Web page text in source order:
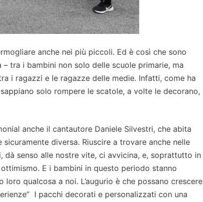
anche nei più piccoli. Ed è così che sono
tra i bambini non solo delle scuole primarie, ma
i ragazzi e le ragazze delle medie. Infatti, come ha
solo rompere le scatole, a volte le decorano,
anche il cantautore Daniele Silvestri, che abita
diversa. Riuscire a trovare anche nelle
senso alle nostre vite, ci avvicina, e, soprattutto in
E i bambini in questo periodo stanno
qualcosa a noi. L’augurio è che possano crescere
I pacchi decorati e personalizzati con una